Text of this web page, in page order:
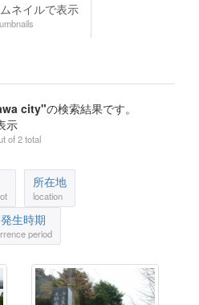
ネイルで表示
city"の検索結果です。
示
of 2 total
所在地
location
生時期
period